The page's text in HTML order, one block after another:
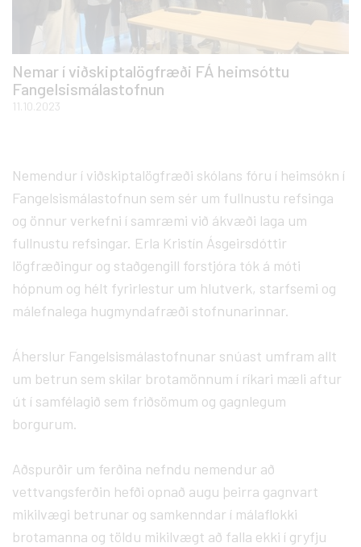
Nemar í viðskiptalögfræði FÁ heimsóttu
Fangelsismálastofnun
11.10.2023
Nemendur í viðskiptalögfræði skólans fóru í heimsókn í
Fangelsismálastofnun sem sér um fullnustu refsinga
og önnur verkefni í samræmi við ákvæði laga um
fullnustu refsingar. Erla Kristín Ásgeirsdóttir
lögfræðingur og staðgengill forstjóra tók á móti
hópnum og hélt fyrirlestur um hlutverk, starfsemi og
málefnalega hugmyndafræði stofnunarinnar.
Áherslur Fangelsismálastofnunar snúast umfram allt
um betrun sem skilar brotamönnum í ríkari mæli aftur
út í samfélagið sem friðsömum og gagnlegum
borgurum.
Aðspurðir um ferðina nefndu nemendur að
vettvangsferðin hefði opnað augu þeirra gagnvart
mikilvægi betrunar og samkenndar í málaflokki
brotamanna og töldu mikilvægt að falla ekki í gryfju